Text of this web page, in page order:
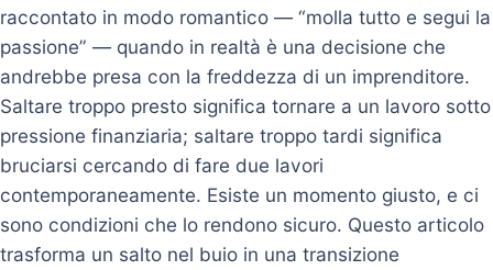
raccontato in modo romantico — “molla tutto e segui la
passione” — quando in realtà è una decisione che
andrebbe presa con la freddezza di un imprenditore.
Saltare troppo presto significa tornare a un lavoro sotto
pressione finanziaria; saltare troppo tardi significa
bruciarsi cercando di fare due lavori
contemporaneamente. Esiste un momento giusto, e ci
sono condizioni che lo rendono sicuro. Questo articolo
trasforma un salto nel buio in una transizione